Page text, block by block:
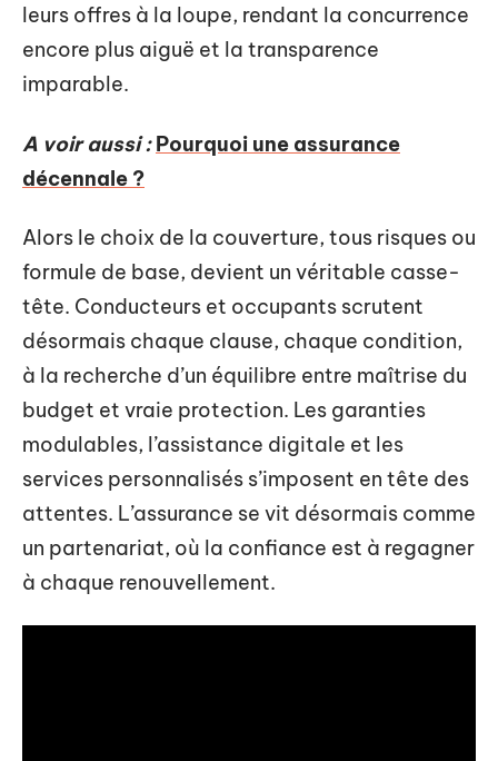
leurs offres à la loupe, rendant la concurrence
encore plus aiguë et la transparence
imparable.
A voir aussi : Pourquoi une assurance
décennale ?
Alors le choix de la couverture, tous risques ou
formule de base, devient un véritable casse-
tête. Conducteurs et occupants scrutent
désormais chaque clause, chaque condition,
à la recherche d’un équilibre entre maîtrise du
budget et vraie protection. Les garanties
modulables, l’assistance digitale et les
services personnalisés s’imposent en tête des
attentes. L’assurance se vit désormais comme
un partenariat, où la confiance est à regagner
à chaque renouvellement.